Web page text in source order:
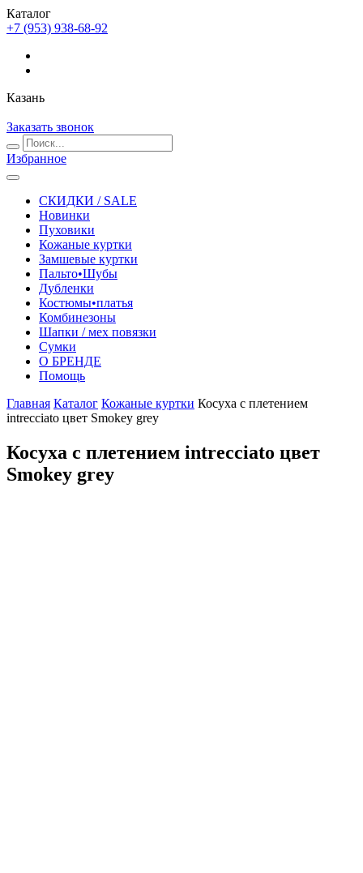
Каталог
+7 (953) 938-68-92
Казань
Заказать звонок
Избранное
СКИДКИ / SALE
Новинки
Пуховики
Кожаные куртки
Замшевые куртки
Пальто•Шубы
Дубленки
Костюмы•платья
Комбинезоны
Шапки / мех повязки
Сумки
О БРЕНДЕ
Помощь
Главная Каталог Кожаные куртки Косуха с плетением
intrecciato цвет Smokey grey
Косуха с плетением intrecciato цвет
Smokey grey